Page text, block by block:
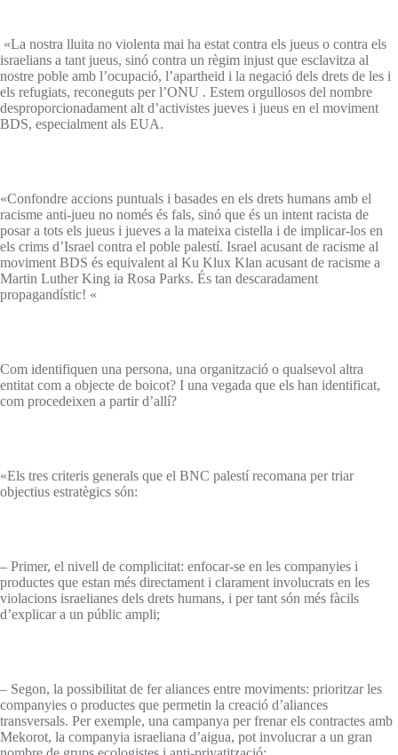
«La nostra lluita no violenta mai ha estat contra els jueus o contra els
israelians a tant jueus, sinó contra un règim injust que esclavitza al
nostre poble amb l’ocupació, l’apartheid i la negació dels drets de les i
els refugiats, reconeguts per l’ONU . Estem orgullosos del nombre
desproporcionadament alt d’activistes jueves i jueus en el moviment
BDS, especialment als EUA.
«Confondre accions puntuals i basades en els drets humans amb el
racisme anti-jueu no només és fals, sinó que és un intent racista de
posar a tots els jueus i jueves a la mateixa cistella i de implicar-los en
els crims d’Israel contra el poble palestí. Israel acusant de racisme al
moviment BDS és equivalent al Ku Klux Klan acusant de racisme a
Martin Luther King ia Rosa Parks. És tan descaradament
propagandístic! «
Com identifiquen una persona, una organització o qualsevol altra
entitat com a objecte de boicot? I una vegada que els han identificat,
com procedeixen a partir d’allí?
«Els tres criteris generals que el BNC palestí recomana per triar
objectius estratègics són:
– Primer, el nivell de complicitat: enfocar-se en les companyies i
productes que estan més directament i clarament involucrats en les
violacions israelianes dels drets humans, i per tant són més fàcils
d’explicar a un públic ampli;
– Segon, la possibilitat de fer aliances entre moviments: prioritzar les
companyies o productes que permetin la creació d’aliances
transversals. Per exemple, una campanya per frenar els contractes amb
Mekorot, la companyia israeliana d’aigua, pot involucrar a un gran